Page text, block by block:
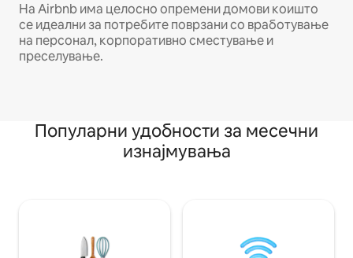
На Airbnb има целосно опремени домови коишто
се идеални за потребите поврзани со вработување
на персонал, корпоративно сместување и
преселување.
Популарни удобности за месечни
изнајмувања